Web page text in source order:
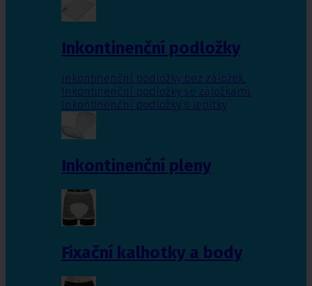
Inkontinenční podložky
Inkontinenční podložky bez záložek,
Inkontinenční podložky se záložkami,
Inkontinenční podložky s lepítky
Inkontinenční pleny
Fixační kalhotky a body